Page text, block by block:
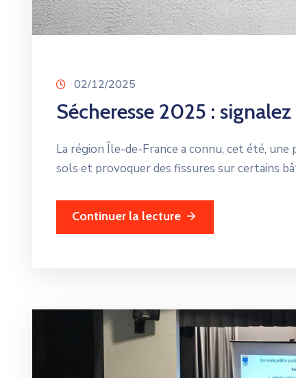
02/12/2025
Sécheresse 2025 :
La région Île-de-France a connu, cet été,
sols et provoquer des fissures sur certains
Continuer la lecture